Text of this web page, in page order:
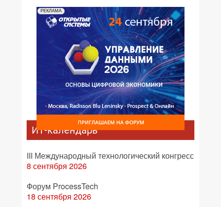
РЕКЛАМА
ИТ-календарь
III Международный технологический конгресс
8 сентября 2026
Форум ProcessTech
18 сентября 2026